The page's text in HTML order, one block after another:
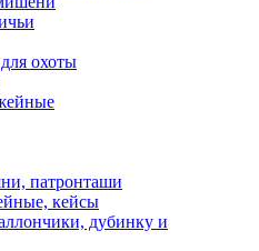
охоты
патронташи
кейсы
дубинку и